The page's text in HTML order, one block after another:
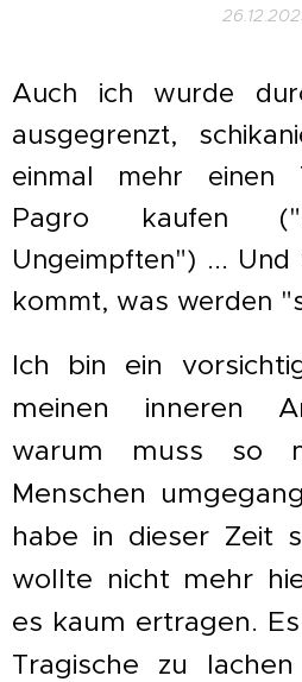
Auch ich wurde
ausgegrenzt,
einmal mehr einen
Pagro kaufen
Ungeimpften") ...
kommt, was werden
Ich bin ein
meinen inneren
warum muss so
Menschen
habe in dieser Zeit
wollte nicht mehr
es kaum ertragen.
Tragische zu